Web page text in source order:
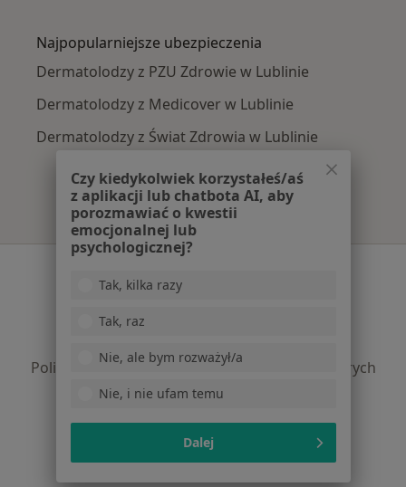
Najpopularniejsze ubezpieczenia
Dermatolodzy z PZU Zdrowie w Lublinie
Dermatolodzy z Medicover w Lublinie
Dermatolodzy z Świat Zdrowia w Lublinie
Polityka prywatności pacjentów
Polityka prywatności dla profesjonalistów, których
dane pozyskaliśmy samodzielnie
Jak działają wyniki wyszukiwania
Dostępność
Czy kiedykolwiek korzystałeś/aś
z aplikacji lub chatbota AI, aby
porozmawiać o kwestii
emocjonalnej lub
psychologicznej?
Tak, kilka razy
Tak, raz
Nie, ale bym rozważył/a
Nie, i nie ufam temu
Dalej